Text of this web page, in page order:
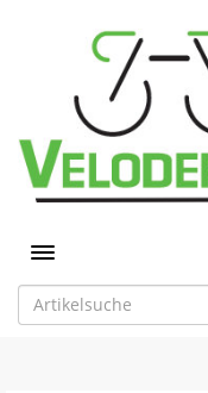
Toggle navigation